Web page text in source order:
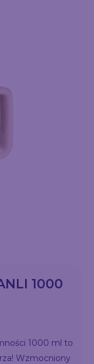
1000
1000 ml to
Wzmocniony